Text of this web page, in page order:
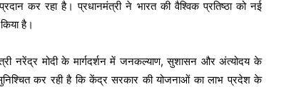
कर रहा है। प्रधानमंत्री ने भारत की वैश्विक प्रतिष्ठा को नई
है।
नरेंद्र मोदी के मार्गदर्शन में जनकल्याण, सुशासन और अंत्योदय के
कर रही है कि केंद्र सरकार की योजनाओं का लाभ प्रदेश के